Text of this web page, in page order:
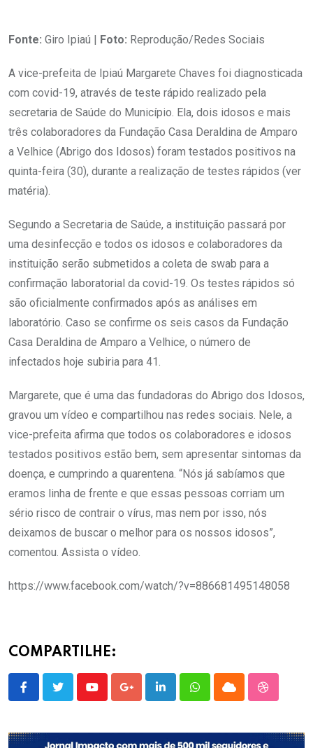
Fonte: Giro Ipiaú | Foto: Reprodução/Redes Sociais
A vice-prefeita de Ipiaú Margarete Chaves foi diagnosticada
com covid-19, através de teste rápido realizado pela
secretaria de Saúde do Município. Ela, dois idosos e mais
três colaboradores da Fundação Casa Deraldina de Amparo
a Velhice (Abrigo dos Idosos) foram testados positivos na
quinta-feira (30), durante a realização de testes rápidos (ver
matéria).
Segundo a Secretaria de Saúde, a instituição passará por
uma desinfecção e todos os idosos e colaboradores da
instituição serão submetidos a coleta de swab para a
confirmação laboratorial da covid-19. Os testes rápidos só
são oficialmente confirmados após as análises em
laboratório. Caso se confirme os seis casos da Fundação
Casa Deraldina de Amparo a Velhice, o número de
infectados hoje subiria para 41.
Margarete, que é uma das fundadoras do Abrigo dos Idosos,
gravou um vídeo e compartilhou nas redes sociais. Nele, a
vice-prefeita afirma que todos os colaboradores e idosos
testados positivos estão bem, sem apresentar sintomas da
doença, e cumprindo a quarentena. “Nós já sabíamos que
eramos linha de frente e que essas pessoas corriam um
sério risco de contrair o vírus, mas nem por isso, nós
deixamos de buscar o melhor para os nossos idosos”,
comentou. Assista o vídeo.
https://www.facebook.com/watch/?v=886681495148058
COMPARTILHE:
YoutubeGoogle+LinkedInWhatsappCloud